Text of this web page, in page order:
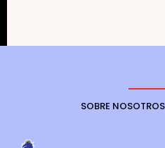
SOBRE NOSOTROS